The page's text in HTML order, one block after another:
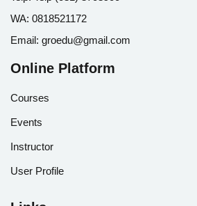
WA: 0818521172
Email: groedu@gmail.com
Online Platform
Courses
Events
Instructor
User Profile